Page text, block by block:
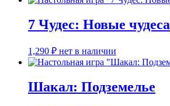
7 Чудес: Новые чудеса
1,290 ₽ нет в наличии
Шакал: Подземелье